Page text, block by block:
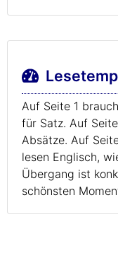
Auf Seite 1
für Satz. Auf
Absätze. Auf
lesen Englisch,
Übergang ist
schönsten